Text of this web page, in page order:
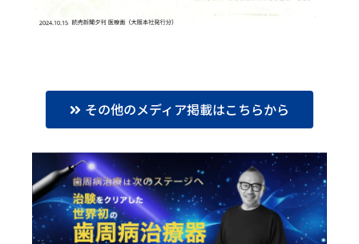
その他のメディア掲載はこちらから